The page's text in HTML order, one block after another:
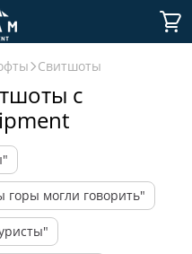
Свитшоты
с
могли говорить"